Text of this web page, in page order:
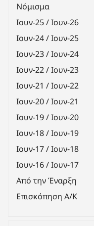
Νόμισμα
Ιουν-25 / Ιουν-26
Ιουν-24 / Ιουν-25
Ιουν-23 / Ιουν-24
Ιουν-22 / Ιουν-23
Ιουν-21 / Ιουν-22
Ιουν-20 / Ιουν-21
Ιουν-19 / Ιουν-20
Ιουν-18 / Ιουν-19
Ιουν-17 / Ιουν-18
Ιουν-16 / Ιουν-17
Από την Έναρξη
Επισκόπηση Α/Κ